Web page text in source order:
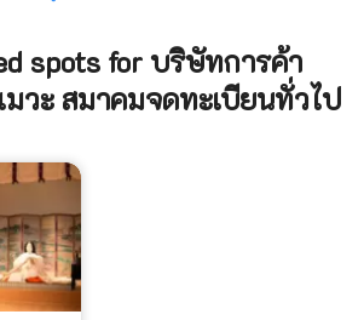
spots for บริษัทการค้า
มวะ สมาคมจดทะเบียนทั่วไป